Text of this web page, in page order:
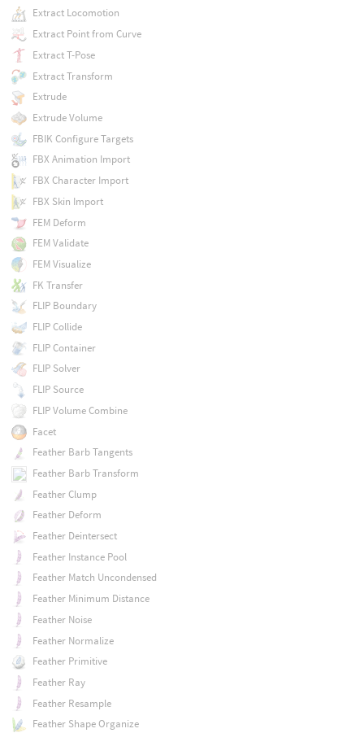
Extract Locomotion
Extract Point from Curve
Extract T-Pose
Extract Transform
Extrude
Extrude Volume
FBIK Configure Targets
FBX Animation Import
FBX Character Import
FBX Skin Import
FEM Deform
FEM Validate
FEM Visualize
FK Transfer
FLIP Boundary
FLIP Collide
FLIP Container
FLIP Solver
FLIP Source
FLIP Volume Combine
Facet
Feather Barb Tangents
Feather Barb Transform
Feather Clump
Feather Deform
Feather Deintersect
Feather Instance Pool
Feather Match Uncondensed
Feather Minimum Distance
Feather Noise
Feather Normalize
Feather Primitive
Feather Ray
Feather Resample
Feather Shape Organize